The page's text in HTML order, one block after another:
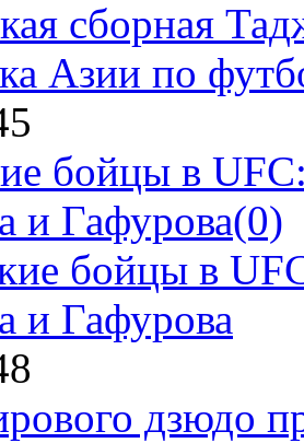
бойцы в
и Гафурова(0)
дзюдо